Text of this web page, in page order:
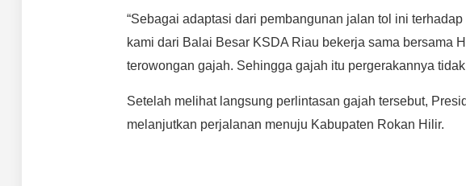
“Sebagai adaptasi dari pembangunan jalan tol ini
kami dari Balai Besar KSDA Riau bekerja sama bersama
terowongan gajah. Sehingga gajah itu pergerakannya
Setelah melihat langsung perlintasan gajah tersebut,
melanjutkan perjalanan menuju Kabupaten Rokan Hilir.